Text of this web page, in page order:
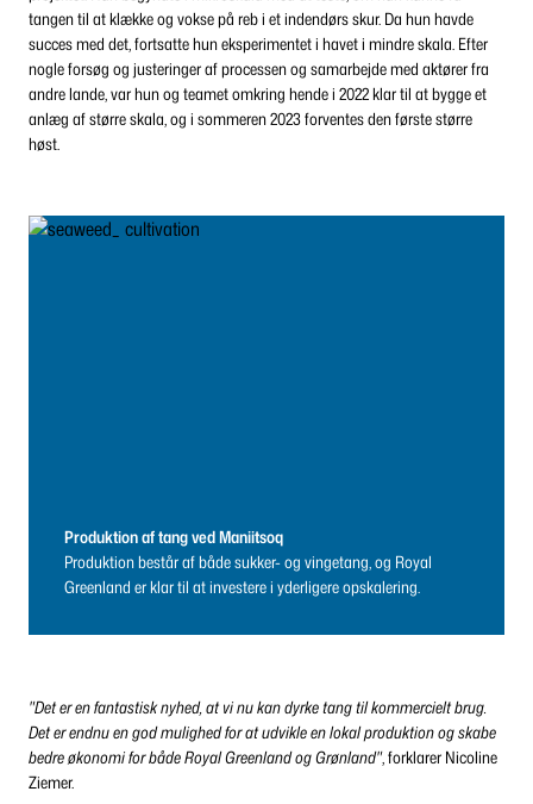
tangen til at klække og vokse på reb i et indendørs skur. Da hun havde
succes med det, fortsatte hun eksperimentet i havet i mindre skala. Efter
nogle forsøg og justeringer af processen og samarbejde med aktører fra
andre lande, var hun og teamet omkring hende i 2022 klar til at bygge et
anlæg af større skala, og i sommeren 2023 forventes den første større
høst.
Produktion af tang ved Maniitsoq
Produktion består af både sukker- og vingetang, og Royal
Greenland er klar til at investere i yderligere opskalering.
"Det er en fantastisk nyhed, at vi nu kan dyrke tang til kommercielt brug.
Det er endnu en god mulighed for at udvikle en lokal produktion og skabe
bedre økonomi for både Royal Greenland og Grønland", forklarer Nicoline
Ziemer.